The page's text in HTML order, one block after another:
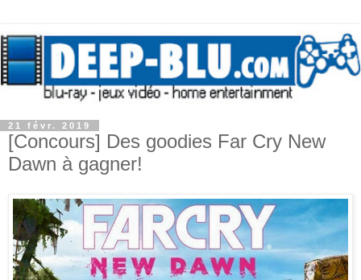
21 févr. 2019
[Concours] Des goodies Far Cry New
Dawn à gagner!